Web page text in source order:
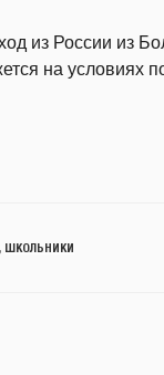
из России из
на условиях
ШКОЛЬНИКИ